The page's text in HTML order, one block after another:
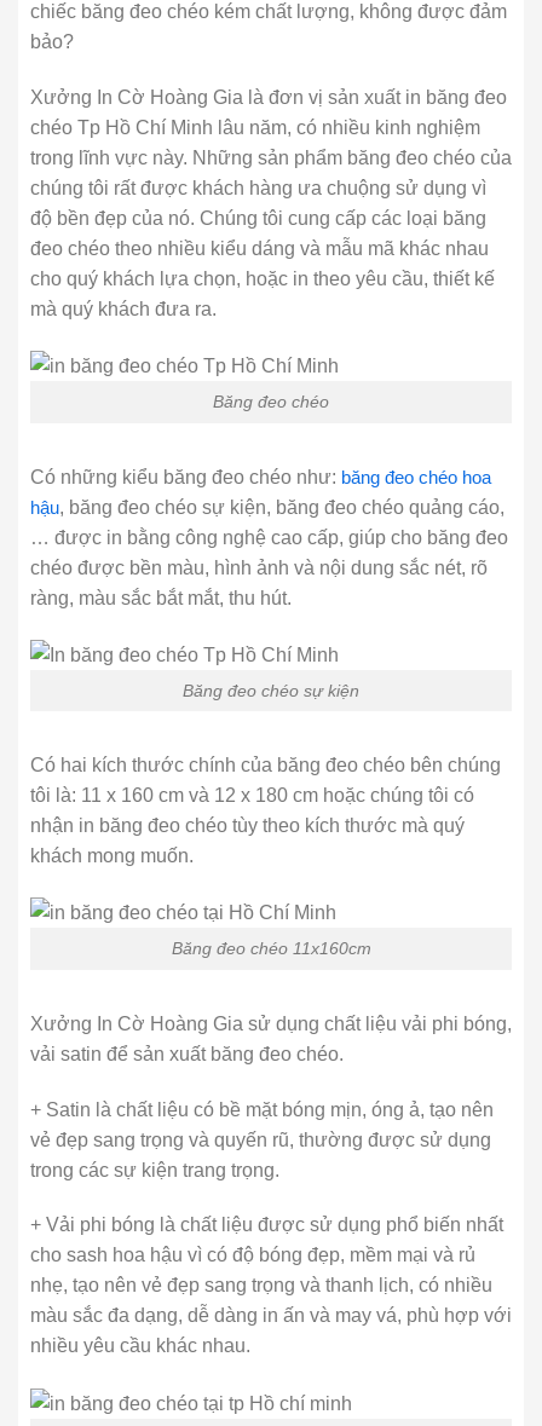
chiếc băng đeo chéo kém chất lượng, không được đảm
bảo?
Xưởng In Cờ Hoàng Gia là đơn vị sản xuất in băng đeo
chéo Tp Hồ Chí Minh lâu năm, có nhiều kinh nghiệm
trong lĩnh vực này. Những sản phẩm băng đeo chéo của
chúng tôi rất được khách hàng ưa chuộng sử dụng vì
độ bền đẹp của nó. Chúng tôi cung cấp các loại băng
đeo chéo theo nhiều kiểu dáng và mẫu mã khác nhau
cho quý khách lựa chọn, hoặc in theo yêu cầu, thiết kế
mà quý khách đưa ra.
Băng đeo chéo
Có những kiểu băng đeo chéo như: băng đeo chéo hoa
hậu, băng đeo chéo sự kiện, băng đeo chéo quảng cáo,
… được in bằng công nghệ cao cấp, giúp cho băng đeo
chéo được bền màu, hình ảnh và nội dung sắc nét, rõ
ràng, màu sắc bắt mắt, thu hút.
Băng đeo chéo sự kiện
Có hai kích thước chính của băng đeo chéo bên chúng
tôi là: 11 x 160 cm và 12 x 180 cm hoặc chúng tôi có
nhận in băng đeo chéo tùy theo kích thước mà quý
khách mong muốn.
Băng đeo chéo 11x160cm
Xưởng In Cờ Hoàng Gia sử dụng chất liệu vải phi bóng,
vải satin để sản xuất băng đeo chéo.
+ Satin là chất liệu có bề mặt bóng mịn, óng ả, tạo nên
vẻ đẹp sang trọng và quyến rũ, thường được sử dụng
trong các sự kiện trang trọng.
+ Vải phi bóng là chất liệu được sử dụng phổ biến nhất
cho sash hoa hậu vì có độ bóng đẹp, mềm mại và rủ
nhẹ, tạo nên vẻ đẹp sang trọng và thanh lịch, có nhiều
màu sắc đa dạng, dễ dàng in ấn và may vá, phù hợp với
nhiều yêu cầu khác nhau.